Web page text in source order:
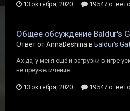
13 октября, 2020 19 547
Общее обсуждение Baldur's
Ответ от AnnaDeshina в Baldur's
Ах да, у меня ещё и загрузки в игре
не преувеличение.
13 октября, 2020 19 547